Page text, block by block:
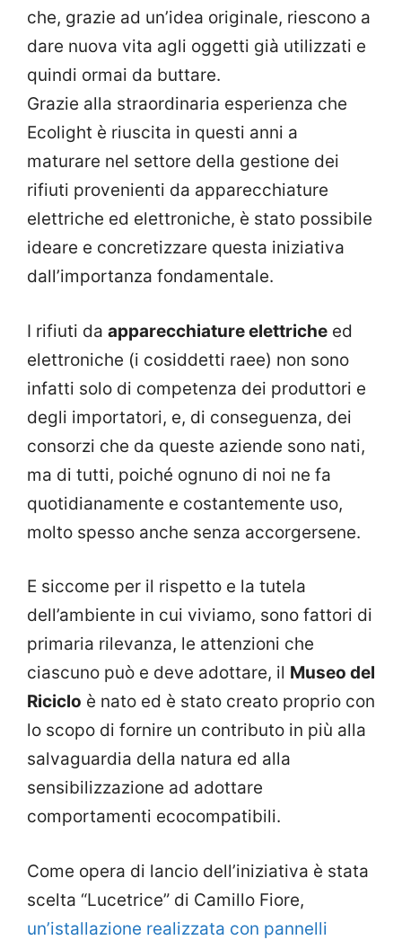
che, grazie ad un’idea originale, riescono a
dare nuova vita agli oggetti già utilizzati e
quindi ormai da buttare.
Grazie alla straordinaria esperienza che
Ecolight è riuscita in questi anni a
maturare nel settore della gestione dei
rifiuti provenienti da apparecchiature
elettriche ed elettroniche, è stato possibile
ideare e concretizzare questa iniziativa
dall’importanza fondamentale.
I rifiuti da apparecchiature elettriche ed
elettroniche (i cosiddetti raee) non sono
infatti solo di competenza dei produttori e
degli importatori, e, di conseguenza, dei
consorzi che da queste aziende sono nati,
ma di tutti, poiché ognuno di noi ne fa
quotidianamente e costantemente uso,
molto spesso anche senza accorgersene.
E siccome per il rispetto e la tutela
dell’ambiente in cui viviamo, sono fattori di
primaria rilevanza, le attenzioni che
ciascuno può e deve adottare, il Museo del
Riciclo è nato ed è stato creato proprio con
lo scopo di fornire un contributo in più alla
salvaguardia della natura ed alla
sensibilizzazione ad adottare
comportamenti ecocompatibili.
Come opera di lancio dell’iniziativa è stata
scelta “Lucetrice” di Camillo Fiore,
un’istallazione realizzata con pannelli